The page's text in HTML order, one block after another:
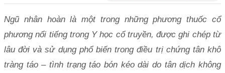
Ngũ nhân hoàn là một trong những phương thuốc cổ
phương nổi tiếng trong Y học cổ truyền, được ghi chép từ
lâu đời và sử dụng phổ biến trong điều trị chứng tân khô
tràng táo – tình trạng táo bón kéo dài do tân dịch không